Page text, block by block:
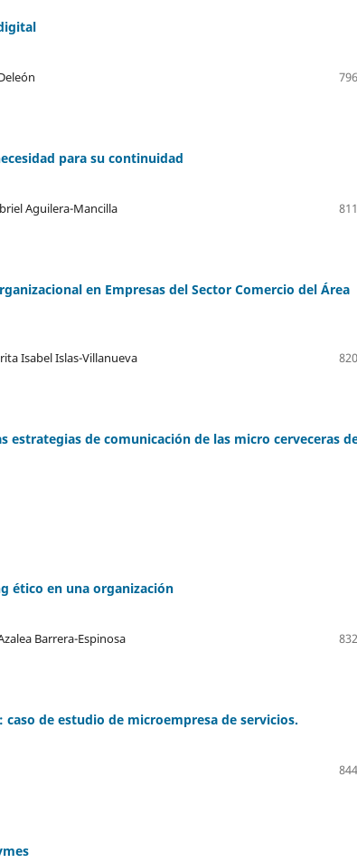
para su continuidad
Aguilera-Mancilla
en Empresas del Sector Comercio del Área
Isabel Islas-Villanueva
de comunicación de las micro cerveceras
ético en una organización
Barrera-Espinosa
de estudio de microempresa de servicios.